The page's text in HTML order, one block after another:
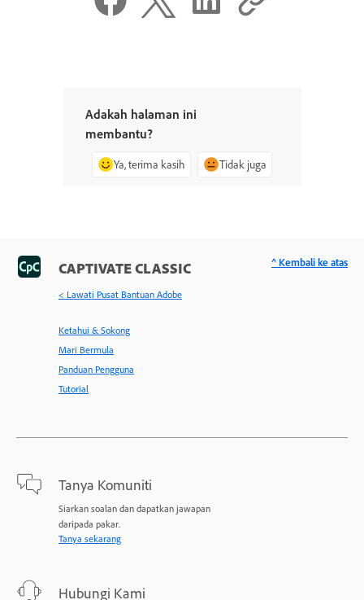
Adakah halaman ini
membantu?
Ya, terima kasih Tidak juga
CAPTIVATE CLASSIC
< Lawati Pusat Bantuan Adobe
Ketahui & Sokong
Mari Bermula
Panduan Pengguna
Tutorial
Tanya Komuniti
Siarkan soalan dan dapatkan jawapan
daripada pakar.
Tanya sekarang
Hubungi Kami
^ Kembali ke atas